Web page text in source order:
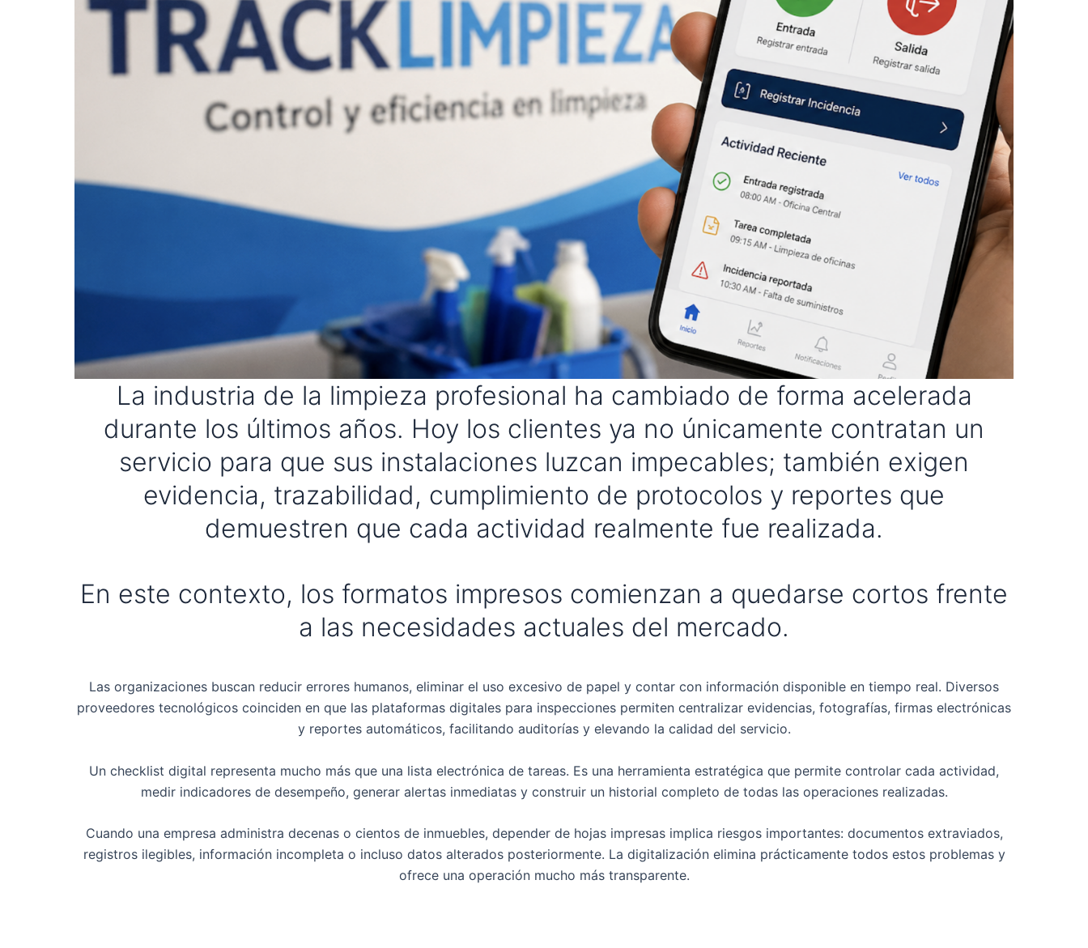
La industria de la limpieza profesional ha cambiado de forma acelerada
durante los últimos años. Hoy los clientes ya no únicamente contratan un
servicio para que sus instalaciones luzcan impecables; también exigen
evidencia, trazabilidad, cumplimiento de protocolos y reportes que
demuestren que cada actividad realmente fue realizada.
En este contexto, los formatos impresos comienzan a quedarse cortos frente
a las necesidades actuales del mercado.
Las organizaciones buscan reducir errores humanos, eliminar el uso excesivo de papel y contar con información disponible en tiempo real. Diversos
proveedores tecnológicos coinciden en que las plataformas digitales para inspecciones permiten centralizar evidencias, fotografías, firmas electrónicas
y reportes automáticos, facilitando auditorías y elevando la calidad del servicio.
Un checklist digital representa mucho más que una lista electrónica de tareas. Es una herramienta estratégica que permite controlar cada actividad,
medir indicadores de desempeño, generar alertas inmediatas y construir un historial completo de todas las operaciones realizadas.
Cuando una empresa administra decenas o cientos de inmuebles, depender de hojas impresas implica riesgos importantes: documentos extraviados,
registros ilegibles, información incompleta o incluso datos alterados posteriormente. La digitalización elimina prácticamente todos estos problemas y
ofrece una operación mucho más transparente.